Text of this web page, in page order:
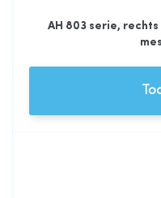
AH 803 serie,